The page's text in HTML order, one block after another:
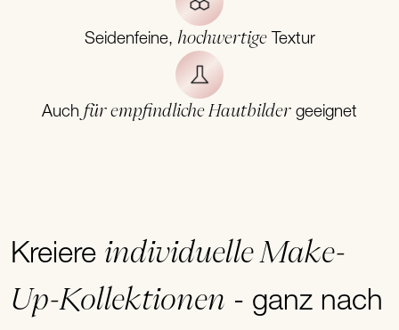
Seidenfeine, hochwertigeTextur
Auch für empfindliche Hautbilder geeignet
Kreiere individuelle Make-
Up-Kollektionen - ganz nach